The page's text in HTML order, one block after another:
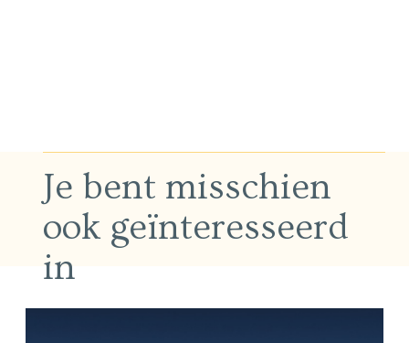
Je bent misschien
ook geïnteresseerd
in